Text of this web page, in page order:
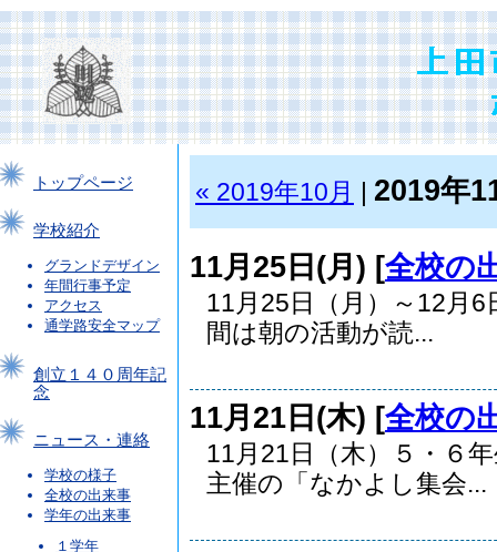
トップページ
学校紹介
グランドデザイン
年間行事予定
アクセス
通学路安全マップ
創立１４０周年記
念
ニュース・連絡
学校の様子
全校の出来事
学年の出来事
１学年
« 2019年10月 2019年
11月25日(月) [全校の
11月25日（月）～12月
間は朝の活動が読...
11月21日(木) [全校の
11月21日（木）５・６
主催の「なかよし集会...